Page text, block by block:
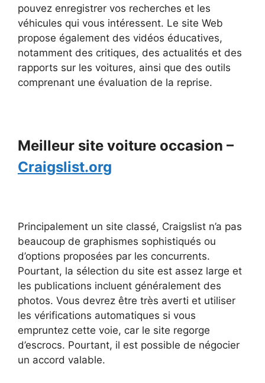
pouvez enregistrer vos recherches et les
véhicules qui vous intéressent. Le site Web
propose également des vidéos éducatives,
notamment des critiques, des actualités et des
rapports sur les voitures, ainsi que des outils
comprenant une évaluation de la reprise.
Meilleur site voiture occasion –
Craigslist.org
Principalement un site classé, Craigslist n’a pas
beaucoup de graphismes sophistiqués ou
d’options proposées par les concurrents.
Pourtant, la sélection du site est assez large et
les publications incluent généralement des
photos. Vous devrez être très averti et utiliser
les vérifications automatiques si vous
empruntez cette voie, car le site regorge
d’escrocs. Pourtant, il est possible de négocier
un accord valable.